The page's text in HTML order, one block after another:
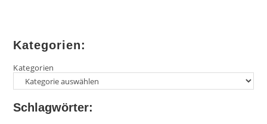
Kategorien:
Kategorien
Schlagwörter: